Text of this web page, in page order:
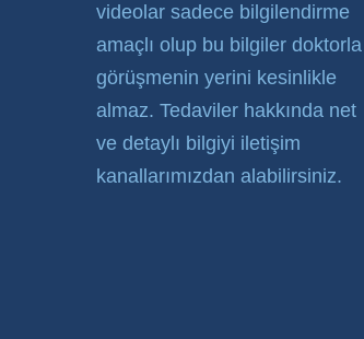
videolar sadece bilgilendirme
amaçlı olup bu bilgiler doktorla
görüşmenin yerini kesinlikle
almaz. Tedaviler hakkında net
ve detaylı bilgiyi iletişim
kanallarımızdan alabilirsiniz.